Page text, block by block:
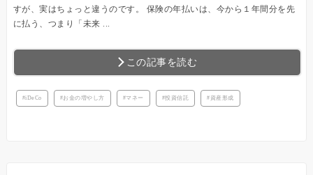
すが、実はちょっと違うのです。 保険の年払いは、今から１年間分を先
に払う、つまり「未来 ...
この記事を読む
iDeCo お金の増やし方 マネー 投資信託 資産形成